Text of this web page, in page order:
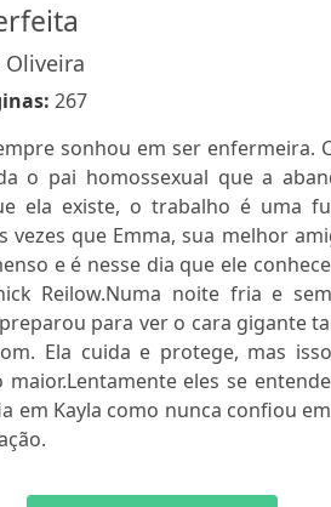
Oliveira
267
sonhou em ser enfermeira.
o pai homossexual que a
ela existe, o trabalho é uma
vezes que Emma, sua melhor
e é nesse dia que ele
Reilow.Numa noite fria e
para ver o cara gigante
Ela cuida e protege, mas
eles se
em Kayla como nunca confiou